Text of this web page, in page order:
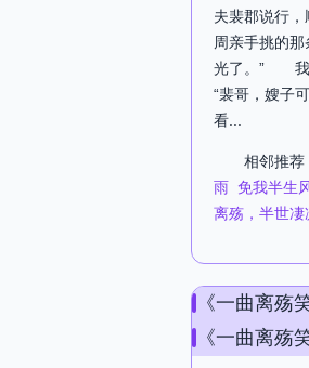
夫裴郡说行
周亲手挑的
光了。” 我
“裴哥，嫂
看...
相邻推荐
雨 免我半生
离殇，半世凄
《一曲离殇
《一曲离殇